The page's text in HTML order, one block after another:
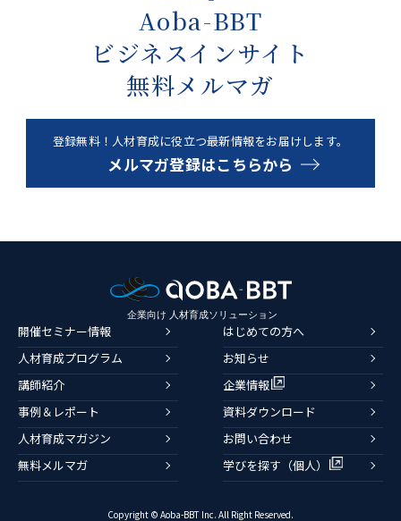
Aoba-BBT
ビジネスインサイト
無料メルマガ
登録無料！人材育成に役立つ最新情報をお届けします。
メルマガ登録はこちらから
開催セミナー情報
はじめての方へ
人材育成プログラム
お知らせ
講師紹介
企業情報
事例＆レポート
資料ダウンロード
人材育成マガジン
お問い合わせ
無料メルマガ
学びを探す（個人）
Copyright © Aoba-BBT Inc. All Right Reserved.